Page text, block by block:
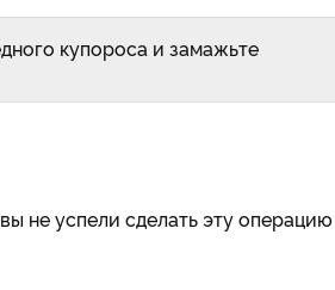
купороса и замажьте
не успели сделать эту операцию